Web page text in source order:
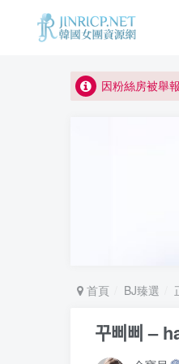
正版宣告: 警
所有ED2K連
正版宣告: 警
首頁 BJ臻選